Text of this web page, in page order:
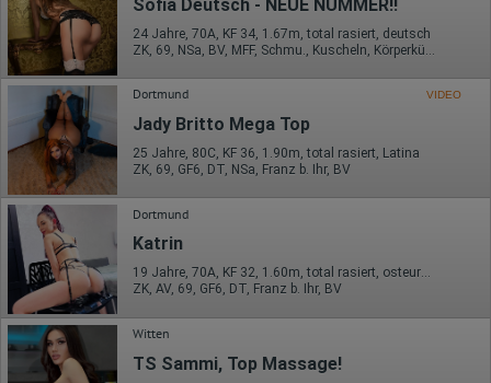
Herausgeber:
Google Ireland Limited
Erhobene Daten:
Die erzeugten Informationen über die Benutzung unserer
Webseiten sowie die von dem Browser übermittelte IP-Adresse
werden übertragen und gespeichert. Dabei können aus den
verarbeiteten Daten pseudonyme Nutzungsprofile der Nutzer
erstellt werden. Diese Informationen wird Google gegebenenfalls
auch an Dritte übertragen, sofern dies gesetzlich
vorgeschrieben wird oder, soweit Dritte diese Daten im Auftrag
von Google verarbeiten. Die IP-Adresse der Nutzer wird von
Google innerhalb von Mitgliedstaaten der Europäischen Union
oder in anderen Vertragsstaaten des Abkommens über den
Europäischen Wirtschaftsraum gekürzt, dies bedeutet, dass alle
Daten anonym erhoben werden. Nur in Ausnahmefällen wird die
volle IP-Adresse an einen Server von Google in den USA
übertragen und dort gekürzt. Die von dem Browser des Nutzers
übermittelte IP-Adresse wird nicht mit anderen Daten von Google
zusammengeführt.
Erhobene Informationen zum Besucherverhalten sind folgende:
Sofia Deutsch - NEUE NUMMER!!
24 Jahre, 70A, KF 34, 1.67m, total rasiert, deutsch
Dortmund VIDEO
Jady Britto Mega Top
25 Jahre, 80C, KF 36, 1.90m, total rasiert, Latina
ZK, 69, GF6, DT, NSa, Franz b. Ihr, BV
Dortmund
Katrin
19 Jahre, 70A, KF 32, 1.60m, total rasiert, osteuropäisch
ZK, AV, 69, GF6, DT, Franz b. Ihr, BV
Witten
TS Sammi, Top Massage!